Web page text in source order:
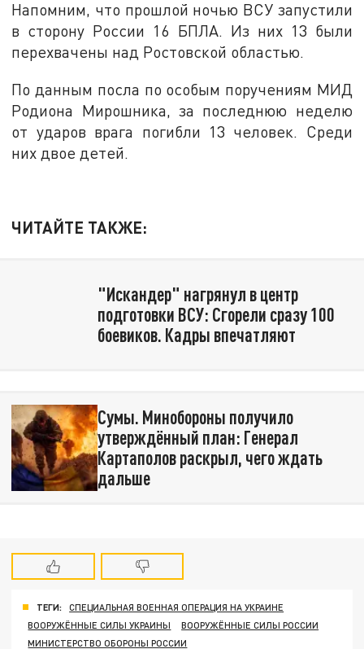
Напомним, что прошлой ночью ВСУ запустили
в сторону России 16 БПЛА. Из них 13 были
перехвачены над Ростовской областью.
По данным посла по особым поручениям МИД
Родиона Мирошника, за последнюю неделю
от ударов врага погибли 13 человек. Среди
них двое детей.
ЧИТАЙТЕ ТАКЖЕ:
"Искандер" нагрянул в центр
подготовки ВСУ: Сгорели сразу 100
боевиков. Кадры впечатляют
Сумы. Минобороны получило
утверждённый план: Генерал
Картаполов раскрыл, чего ждать
дальше
ТЕГИ:
СПЕЦИАЛЬНАЯ ВОЕННАЯ ОПЕРАЦИЯ НА УКРАИНЕ
ВООРУЖЁННЫЕ СИЛЫ УКРАИНЫ
ВООРУЖЁННЫЕ СИЛЫ РОССИИ
МИНИСТЕРСТВО ОБОРОНЫ РОССИИ